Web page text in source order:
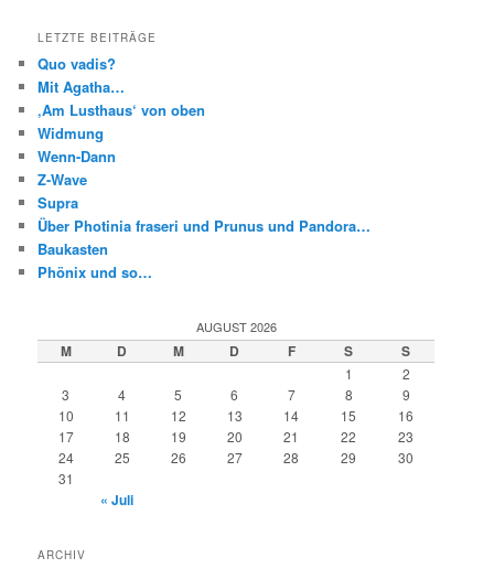
LETZTE BEITRÄGE
Quo vadis?
Mit Agatha…
‚Am Lusthaus‘ von oben
Widmung
Wenn-Dann
Z-Wave
Supra
Über Photinia fraseri und Prunus und Pandora…
Baukasten
Phönix und so…
AUGUST 2026
M D M D F S S
1
2
3
4 5 6 7 8
9
10
11 12 13 14 15
16
17
18 19 20 21 22
23
24
25 26 27 28 29
30
31
« Juli
ARCHIV